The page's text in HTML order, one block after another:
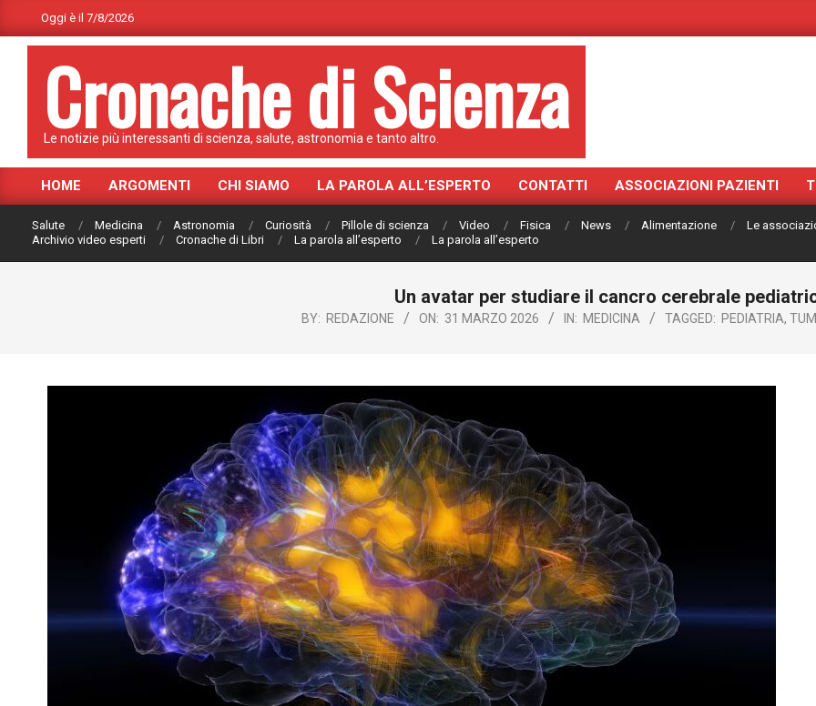
to
Oggi è il 7/8/2026
Cronache di Scienza
Le notizie più interessanti di scienza, salute, astronomia e tanto altro.
Primary
Navigation
Menu
HOME ARGOMENTI CHI SIAMO LA PAROLA ALL’ESPERTO CONTATTI ASSOCIAZIONI PAZIENTI
Salute Medicina Astronomia Curiosità Pillole di scienza Video Fisica News Alimentazione
Le
Archivio video esperti
Cronache di Libri La parola all’esperto La parola all’esperto
Un avatar per studiare il cancro cerebrale
BY: REDAZIONE ON: 31 MARZO 2026 IN: MEDICINA TAGGED: PEDIATRIA,